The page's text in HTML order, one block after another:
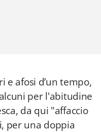
e afosi d’un tempo,
per l'abitudine
da qui "affaccio
per una doppia